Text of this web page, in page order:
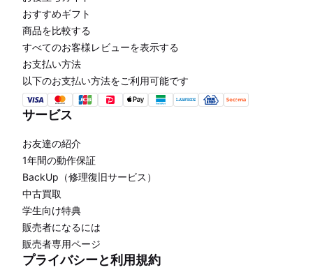
おすすめギフト
商品を比較する
すべてのお客様レビューを表示する
お支払い方法
以下のお支払い方法をご利用可能です
サービス
お友達の紹介
1年間の動作保証
BackUp（修理復旧サービス）
中古買取
学生向け特典
販売者になるには
販売者専用ページ
プライバシーと利用規約